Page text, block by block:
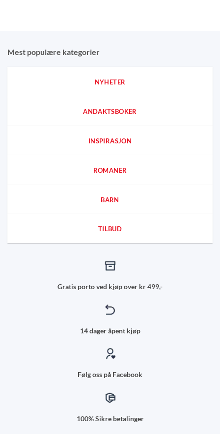
Mest populære kategorier
NYHETER
ANDAKTSBOKER
INSPIRASJON
ROMANER
BARN
TILBUD
Gratis porto ved kjøp over kr 499,-
14 dager åpent kjøp
Følg oss på Facebook
100% Sikre betalinger